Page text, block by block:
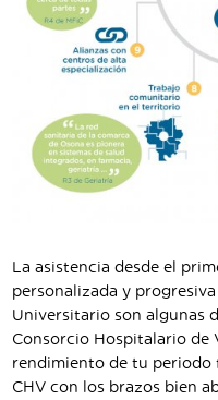
La asistencia desde el
personalizada y
Universitario son algunas
Consorcio Hospitalario de
rendimiento de tu periodo
CHV con los brazos bien